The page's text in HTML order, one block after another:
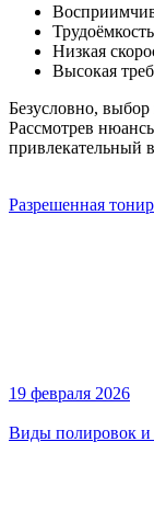
Низкая
Высокая
Безусловно, выбор
Рассмотрев
привлекательный
Разрешенная
19 февраля 2026
Виды полировок и